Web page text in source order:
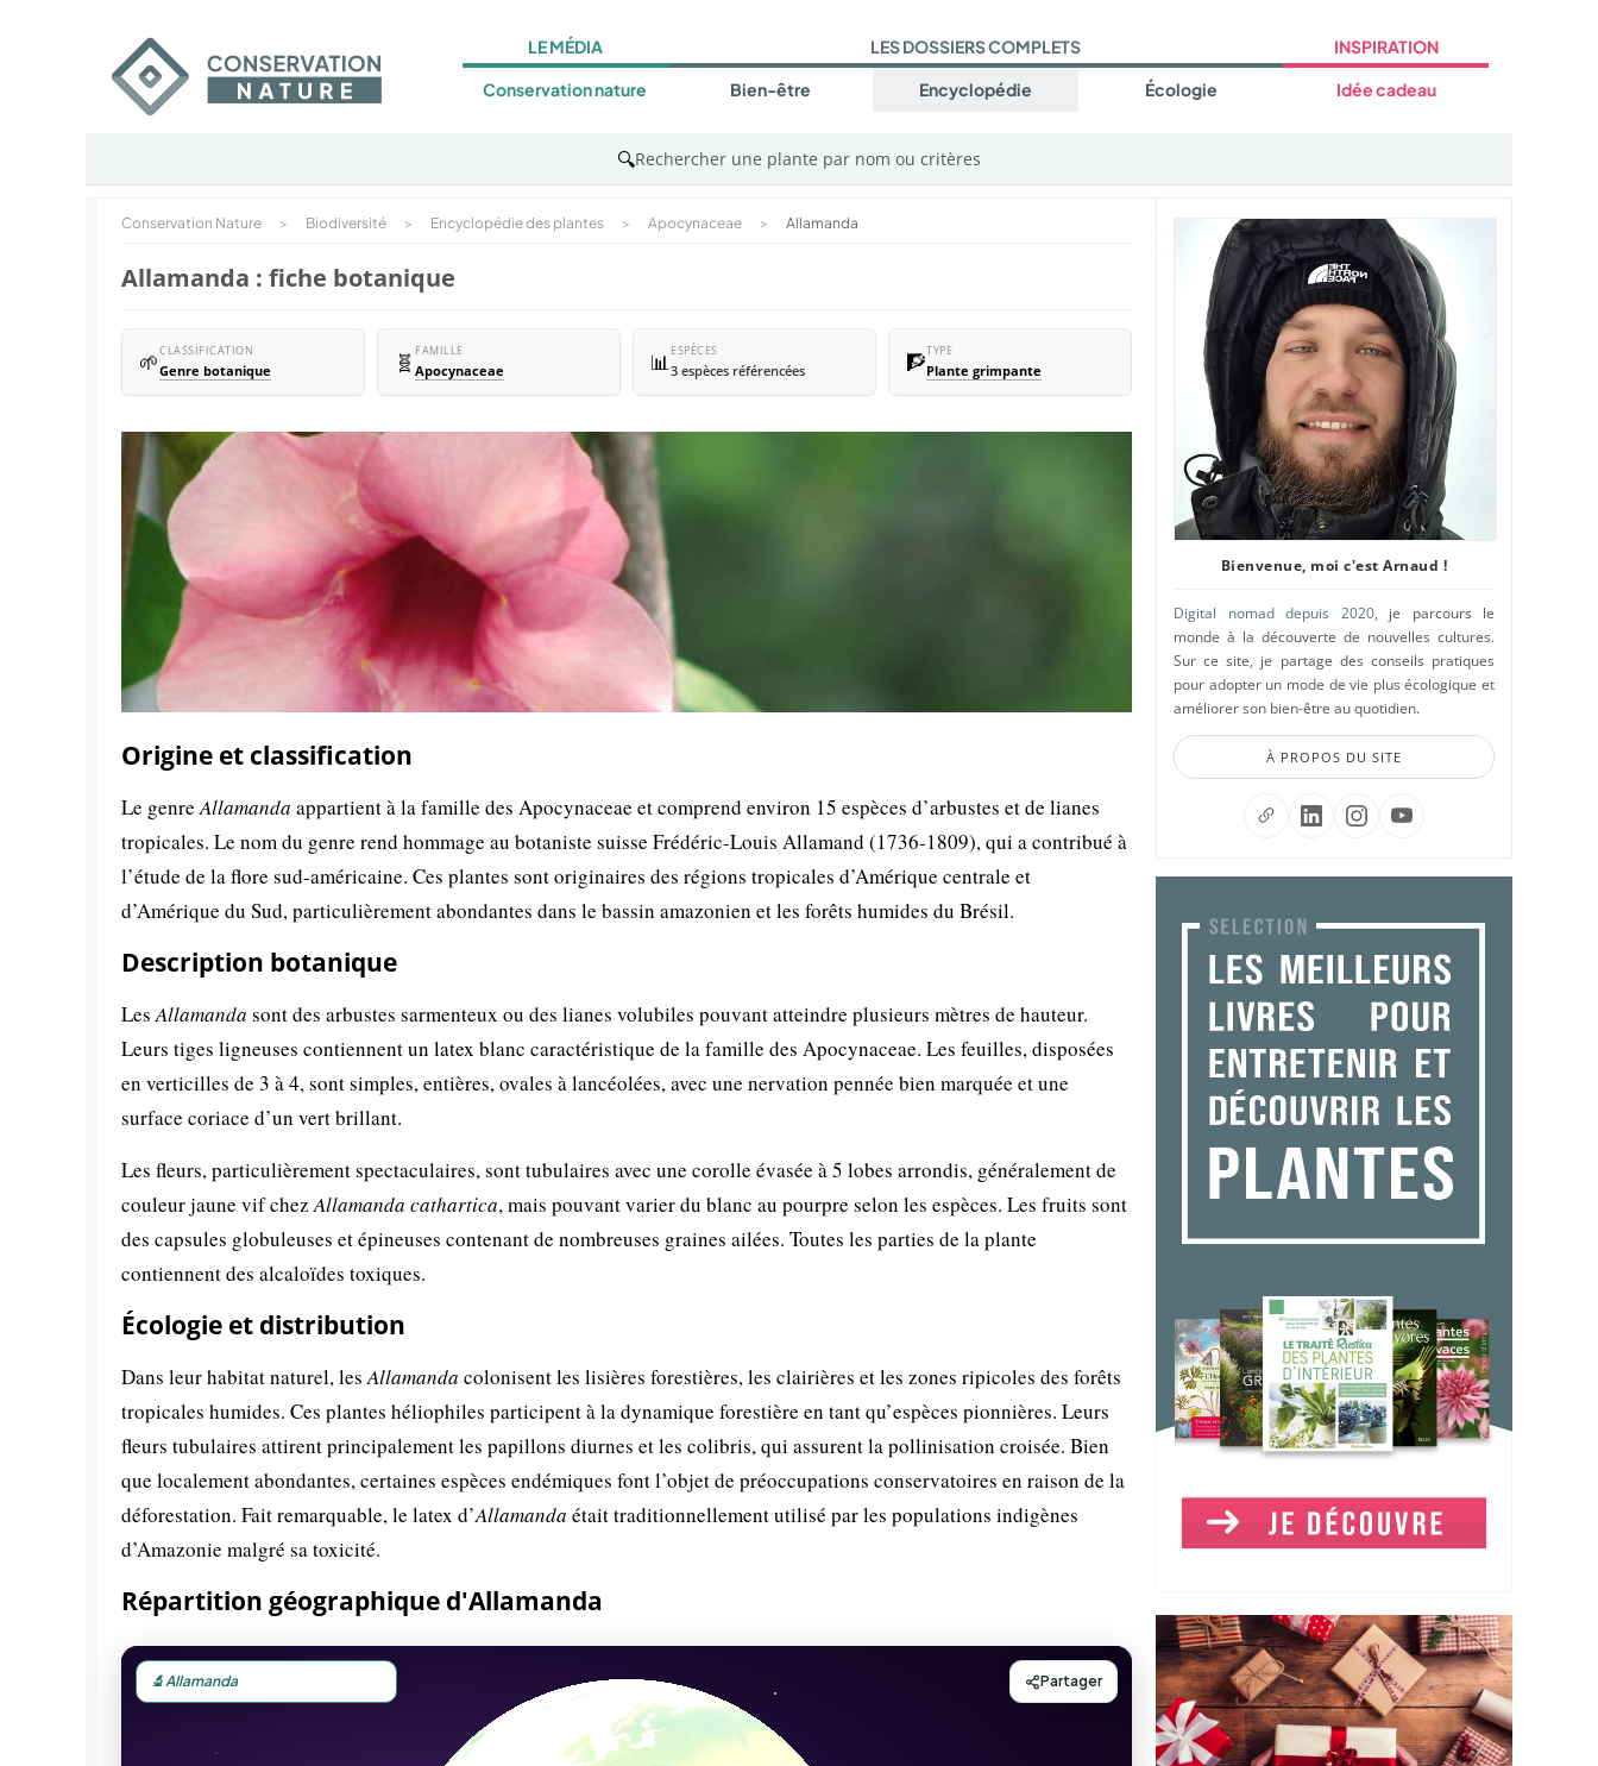
LE MÉDIA
Conservation nature
LES DOSSIERS COMPLETS
Bien-être Encyclopédie Écologie
INSPIRATION
Idée cadeau
🔍Rechercher une plante par nom ou critères
Conservation Nature > Biodiversité > Encyclopédie des plantes > Apocynaceae > Allamanda
Allamanda : fiche botanique
🌱CLASSIFICATION
Genre botanique 🧬 FAMILLE
Apocynaceae 📊 ESPÈCES
3 espèces référencées 🧗TYPE
Plante grimpante
Origine et classification
Le genreAllamanda appartient à la famille des Apocynaceae et comprend environ 15 espèces d’arbustes et de lianes
tropicales. Le nom du genre rend hommage au botaniste suisse Frédéric-Louis Allamand (1736-1809), qui a contribué à
l’étude de la flore sud-américaine. Ces plantes sont originaires des régions tropicales d’Amérique centrale et
d’Amérique du Sud, particulièrement abondantes dans le bassin amazonien et les forêts humides du Brésil.
Description botanique
LesAllamanda sont des arbustes sarmenteux ou des lianes volubiles pouvant atteindre plusieurs mètres de hauteur.
Leurs tiges ligneuses contiennent un latex blanc caractéristique de la famille des Apocynaceae. Les feuilles, disposées
en verticilles de 3 à 4, sont simples, entières, ovales à lancéolées, avec une nervation pennée bien marquée et une
surface coriace d’un vert brillant.
Les fleurs, particulièrement spectaculaires, sont tubulaires avec une corolle évasée à 5 lobes arrondis, généralement de
couleur jaune vif chezAllamanda cathartica, mais pouvant varier du blanc au pourpre selon les espèces. Les fruits sont
des capsules globuleuses et épineuses contenant de nombreuses graines ailées. Toutes les parties de la plante
contiennent des alcaloïdes toxiques.
Écologie et distribution
Dans leur habitat naturel, lesAllamanda colonisent les lisières forestières, les clairières et les zones ripicoles des forêts
tropicales humides. Ces plantes héliophiles participent à la dynamique forestière en tant qu’espèces pionnières. Leurs
fleurs tubulaires attirent principalement les papillons diurnes et les colibris, qui assurent la pollinisation croisée. Bien
que localement abondantes, certaines espèces endémiques font l’objet de préoccupations conservatoires en raison de la
déforestation. Fait remarquable, le latex d’Allamanda était traditionnellement utilisé par les populations indigènes
d’Amazonie malgré sa toxicité.
Répartition géographique d'Allamanda
Bienvenue, moi c'est Arnaud !
Digital nomad depuis 2020, je parcours le
monde à la découverte de nouvelles cultures.
Sur ce site, je partage des conseils pratiques
pour adopter un mode de vie plus écologique et
améliorer son bien-être au quotidien.
À PROPOS DU SITE